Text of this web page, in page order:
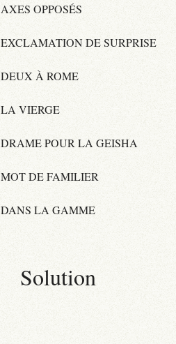
AXES OPPOSÉS
EXCLAMATION DE SURPRISE
DEUX À ROME
LA VIERGE
DRAME POUR LA GEISHA
MOT DE FAMILIER
DANS LA GAMME
Solution